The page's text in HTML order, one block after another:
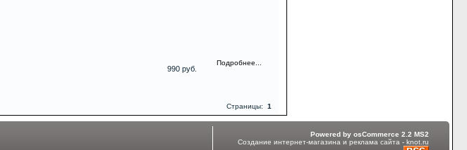
990 руб.
Подробнее...
Страницы: 1
Powered by osCommerce 2.2 MS2
Создание интернет-магазина и реклама сайта - knot.ru